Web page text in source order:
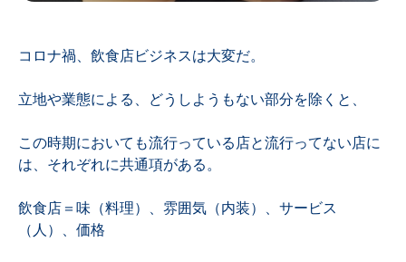
コロナ禍、飲食店ビジネスは大変だ。
立地や業態による、どうしようもない部分を除くと、
この時期においても流行っている店と流行ってない店に
は、それぞれに共通項がある。
飲食店＝味（料理）、雰囲気（内装）、サービス
（人）、価格